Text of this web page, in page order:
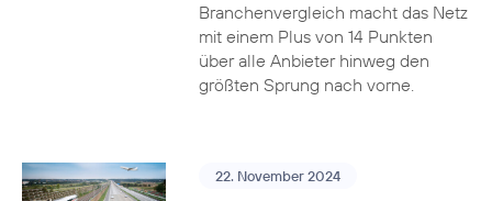
Branchenvergleich macht das Netz
mit einem Plus von 14 Punkten
über alle Anbieter hinweg den
größten Sprung nach vorne.
22. November 2024